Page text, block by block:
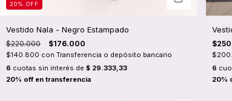
20% OFF
Vestido Nala - Negro Estampado
$220.000 $176.000
$140.800 con Transferencia o depósito bancario
6 cuotas sin interés de $ 29.333,33
6